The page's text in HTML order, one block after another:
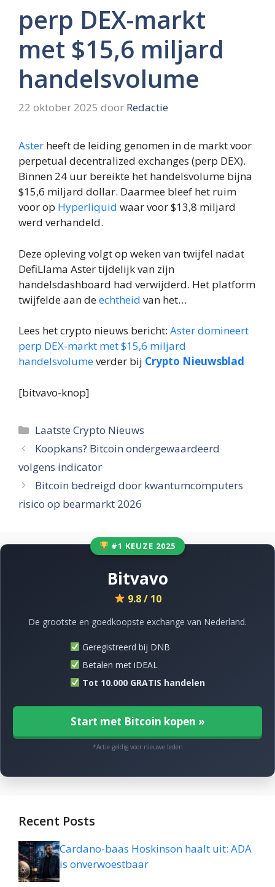
perp DEX-markt
met $15,6 miljard
handelsvolume
22 oktober 2025 door Redactie
Aster heeft de leiding genomen in de markt voor
perpetual decentralized exchanges (perp DEX).
Binnen 24 uur bereikte het handelsvolume bijna
$15,6 miljard dollar. Daarmee bleef het ruim
voor op Hyperliquid waar voor $13,8 miljard
werd verhandeld.
Deze opleving volgt op weken van twijfel nadat
DefiLlama Aster tijdelijk van zijn
handelsdashboard had verwijderd. Het platform
twijfelde aan deechtheid van het…
Lees het crypto nieuws bericht: Aster domineert
perp DEX-markt met $15,6 miljard
handelsvolumeverder bij Crypto Nieuwsblad
[bitvavo-knop]
Categorieën
Laatste Crypto Nieuws
Koopkans? Bitcoin ondergewaardeerd
volgens indicator
Bitcoin bedreigd door kwantumcomputers
risico op bearmarkt 2026
#1 KEUZE 2025
Bitvavo
9.8 / 10
De grootste en goedkoopste exchange van Nederland.
Geregistreerd bij DNB
Betalen met iDEAL
Tot 10.000 GRATIS handelen
Start met Bitcoin kopen »
*Actie geldig voor nieuwe leden
Recent Posts
Cardano-baas Hoskinson haalt uit: ADA
is onverwoestbaar